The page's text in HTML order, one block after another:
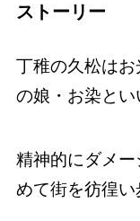
ストーリー
丁稚の久松は
の娘・お染とい
精神的にダメ
めて街を彷徨い